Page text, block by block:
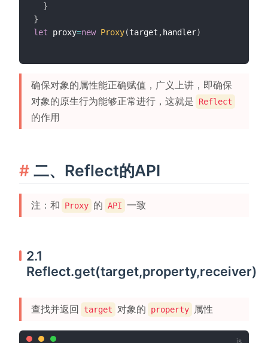
}
}
let proxy=new Proxy(target , handler)
确保对象的属性能正确赋值，广义上讲，即确保
对象的原生行为能够正常进行，这就是
Reflect
的作用
二、Reflect的API
注：和 Proxy 的 API 一致
2.1
Reflect.get(target,property,receiver)
查找并返回 target 对象的 property 属性